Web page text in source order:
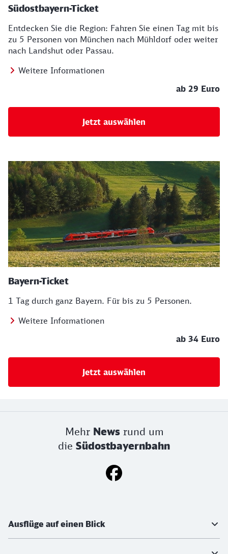
Südostbayern-Ticket
Entdecken Sie die Region: Fahren Sie einen Tag mit bis
zu 5 Personen von München nach Mühldorf oder weiter
nach Landshut oder Passau.
Weitere Informationen
ab 29 Euro
Jetzt auswählen
Bayern-Ticket
1 Tag durch ganz Bayern. Für bis zu 5 Personen.
Weitere Informationen
ab 34 Euro
Jetzt auswählen
Mehr Newsrund um
die Südostbayernbahn
Ausflüge auf einen Blick